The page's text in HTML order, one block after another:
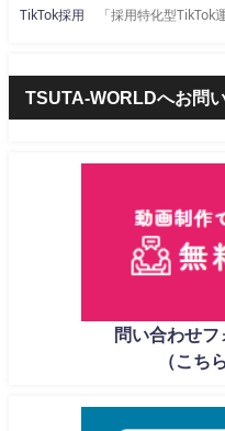
TikTok採用 「採用特化型TikTok
TSUTA-WORLDへお問
問い合わせ
（こち